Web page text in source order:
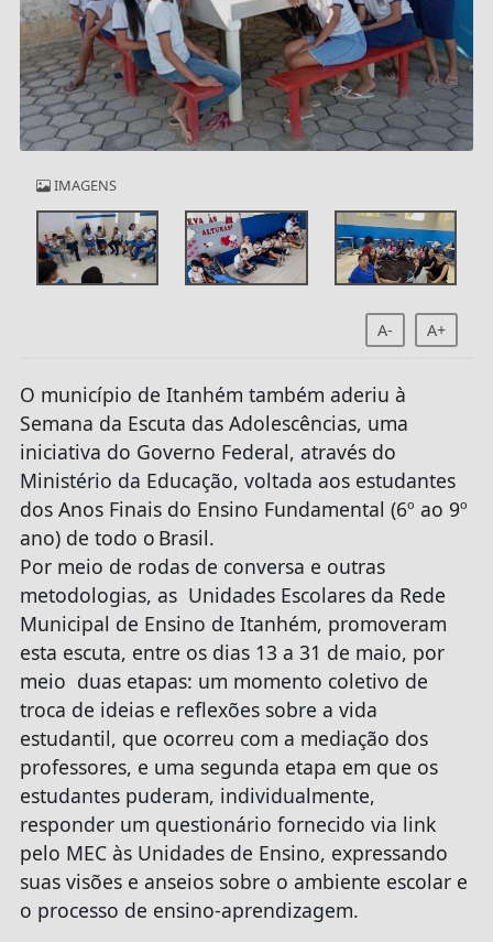
IMAGENS
A- A+
O município de Itanhém também aderiu à
Semana da Escuta das Adolescências, uma
iniciativa do Governo Federal, através do
Ministério da Educação, voltada aos estudantes
dos Anos Finais do Ensino Fundamental (6º ao 9º
ano) de todo o Brasil.
Por meio de rodas de conversa e outras
metodologias, as Unidades Escolares da Rede
Municipal de Ensino de Itanhém, promoveram
esta escuta, entre os dias 13 a 31 de maio, por
meio duas etapas: um momento coletivo de
troca de ideias e reflexões sobre a vida
estudantil, que ocorreu com a mediação dos
professores, e uma segunda etapa em que os
estudantes puderam, individualmente,
responder um questionário fornecido via link
pelo MEC às Unidades de Ensino, expressando
suas visões e anseios sobre o ambiente escolar e
o processo de ensino-aprendizagem.